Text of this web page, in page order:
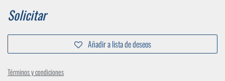
Solicitar
Añadir a lista de deseos
Términos y condiciones